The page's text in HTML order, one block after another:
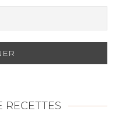
RECETTES